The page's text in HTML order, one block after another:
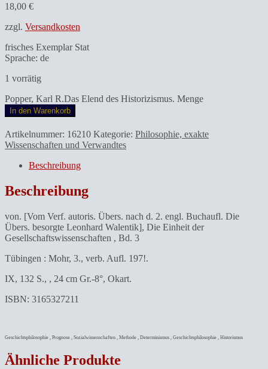
18,00 €
zzgl. Versandkosten
frisches Exemplar Stat
Sprache: de
1 vorrätig
Popper, Karl R.Das Elend des Historizismus. Menge
In den Warenkorb
Artikelnummer: 16210 Kategorie: Philosophie, exakte
Wissenschaften und Verwandtes
Beschreibung
Beschreibung
von. [Vom Verf. autoris. Übers. nach d. 2. engl. Buchaufl. Die
Übers. besorgte Leonhard Walentik], Die Einheit der
Gesellschaftswissenschaften , Bd. 3
Tübingen : Mohr, 3., verb. Aufl. 197!.
IX, 132 S., , 24 cm Gr.-8°, Okart.
ISBN: 3165327211
Geschichtsphilosophie , Prognose , Sozialwissenschaften , Methode , Determinismus , Geschichtsphilosophie , Historismus
Ähnliche Produkte